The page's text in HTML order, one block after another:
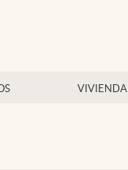
VIVIENDA